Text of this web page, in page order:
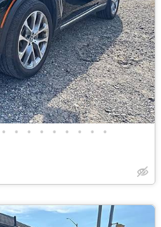
• • • • • • • • •